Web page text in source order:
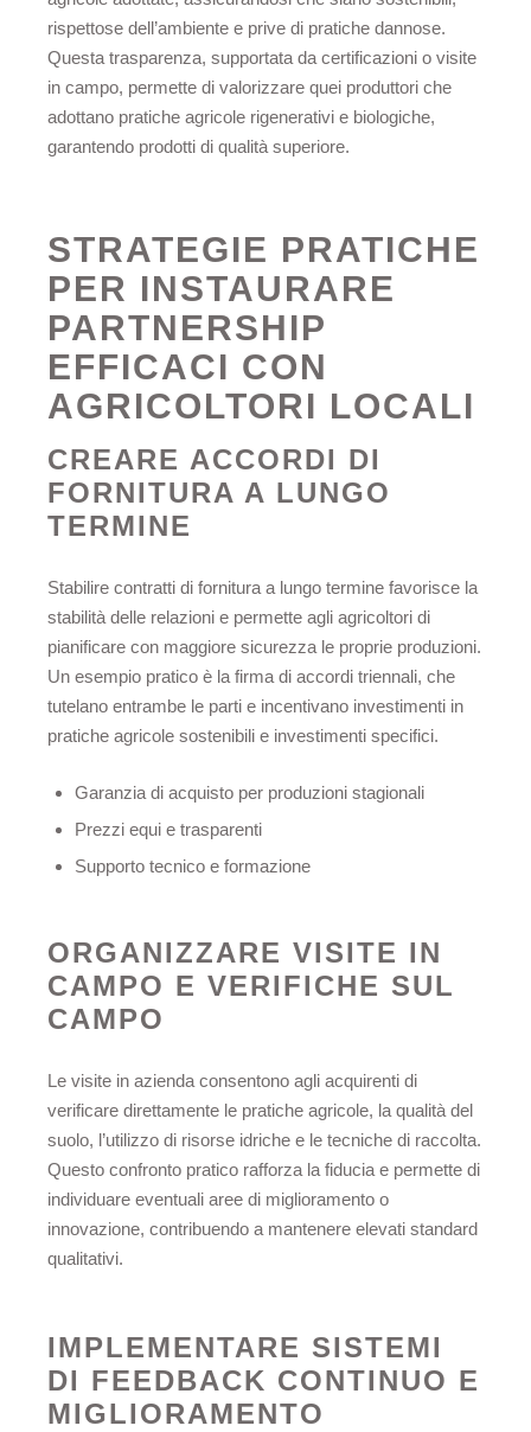
rispettose dell’ambiente e prive di pratiche dannose.
Questa trasparenza, supportata da certificazioni o visite
in campo, permette di valorizzare quei produttori che
adottano pratiche agricole rigenerativi e biologiche,
garantendo prodotti di qualità superiore.
STRATEGIE PRATICHE
PER INSTAURARE
PARTNERSHIP
EFFICACI CON
AGRICOLTORI LOCALI
CREARE ACCORDI DI
FORNITURA A LUNGO
TERMINE
Stabilire contratti di fornitura a lungo termine favorisce la
stabilità delle relazioni e permette agli agricoltori di
pianificare con maggiore sicurezza le proprie produzioni.
Un esempio pratico è la firma di accordi triennali, che
tutelano entrambe le parti e incentivano investimenti in
pratiche agricole sostenibili e investimenti specifici.
Garanzia di acquisto per produzioni stagionali
Prezzi equi e trasparenti
Supporto tecnico e formazione
ORGANIZZARE VISITE IN
CAMPO E VERIFICHE SUL
CAMPO
Le visite in azienda consentono agli acquirenti di
verificare direttamente le pratiche agricole, la qualità del
suolo, l’utilizzo di risorse idriche e le tecniche di raccolta.
Questo confronto pratico rafforza la fiducia e permette di
individuare eventuali aree di miglioramento o
innovazione, contribuendo a mantenere elevati standard
qualitativi.
IMPLEMENTARE SISTEMI
DI FEEDBACK CONTINUO E
MIGLIORAMENTO